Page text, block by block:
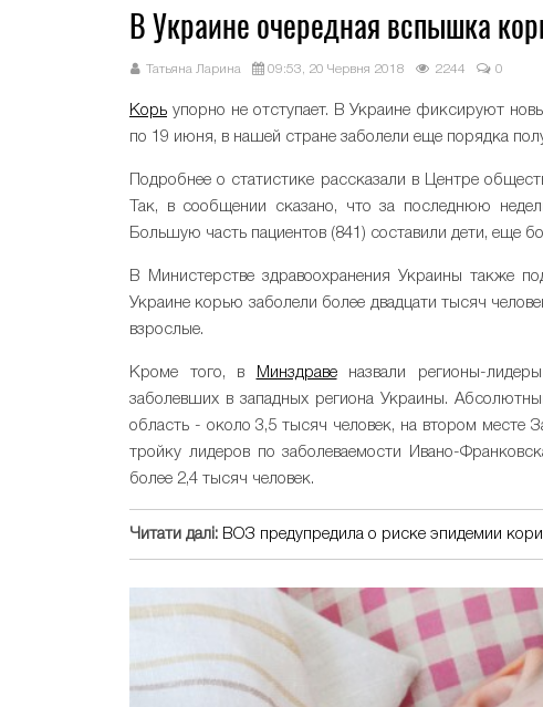
В Украине очередная вспышка
Татьяна Ларина 09:53, 20 Червня 2018 2244 0
Корь упорно не отступает. В Украине фиксируют
по 19 июня, в нашей стране заболели еще порядка
Подробнее о статистике рассказали в Центре
Так, в сообщении сказано, что за последнюю
Большую часть пациентов (841) составили дети, еще
В Министерстве здравоохранения Украины также
Украине корью заболели более двадцати тысяч
взрослые.
Кроме того, в Минздравеназвали регионы-
заболевших в западных региона Украины.
область - около 3,5 тысяч человек, на втором месте
тройку лидеров по заболеваемости Ивано-
более 2,4 тысяч человек.
Читати далі: ВОЗ предупредила о риске эпидемии